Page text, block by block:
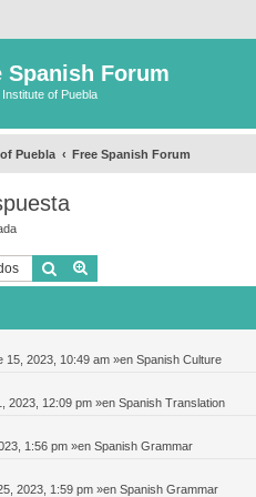
Spanish Forum
of Puebla
Puebla Free Spanish Forum
Buscar
15, 2023, 10:49 am »en Spanish Culture
2023, 12:09 pm »en Spanish Translation
1:56 pm »en Spanish Grammar
2023, 1:59 pm »en Spanish Grammar